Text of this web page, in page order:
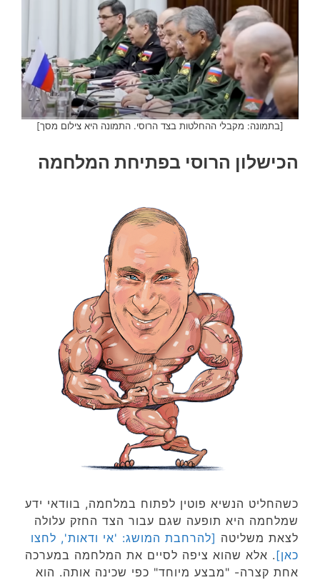
[בתמונה: מקבלי ההחלטות בצד הרוסי. התמונה היא צילום מסך]
הכישלון הרוסי בפתיחת המלחמה
כשהחליט הנשיא פוטין לפתוח במלחמה, בוודאי ידע
שמלחמה היא תופעה שגם עבור הצד החזק עלולה
לצאת משליטה [להרחבת המושג: 'אי ודאות', לחצו
כאן]. אלא שהוא ציפה לסיים את המלחמה במערכה
אחת קצרה- "מבצע מיוחד" כפי שכינה אותה. הוא